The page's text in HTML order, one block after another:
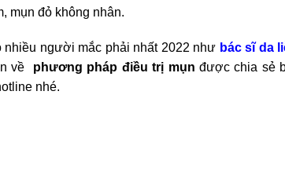
mụn đỏ không nhân.
nhiều người mắc phải nhất 2022 như bác sĩ da
về phương pháp điều trị mụn được chia sẻ
nhé.